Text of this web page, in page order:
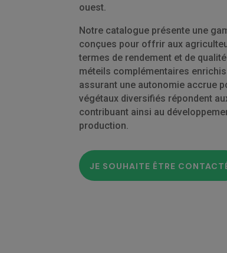
ouest.
Notre catalogue présente une
conçues pour offrir aux
termes de rendement et de
méteils complémentaires
assurant une autonomie accrue
végétaux diversifiés répondent
contribuant ainsi au
production.
JE SOUHAITE ÊTRE